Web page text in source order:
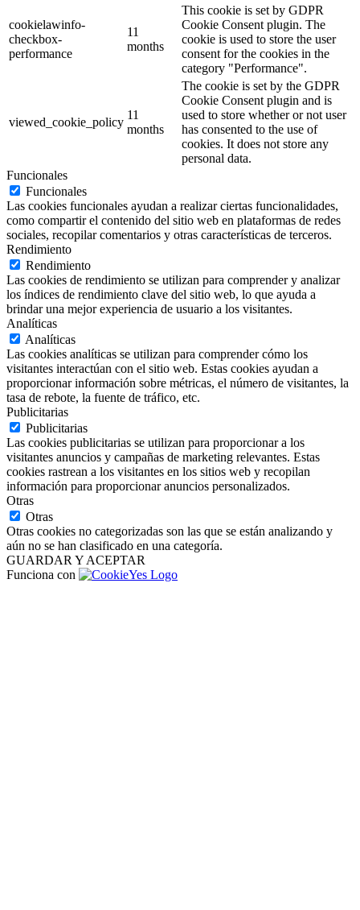
cookielawinfo-
checkbox-
performance
11
months
This cookie is set by GDPR
Cookie Consent plugin. The
cookie is used to store the user
consent for the cookies in the
category "Performance".
viewed_cookie_policy
11
months
The cookie is set by the GDPR
Cookie Consent plugin and is
used to store whether or not user
has consented to the use of
cookies. It does not store any
personal data.
Funcionales
Funcionales
Las cookies funcionales ayudan a realizar ciertas funcionalidades,
como compartir el contenido del sitio web en plataformas de redes
sociales, recopilar comentarios y otras características de terceros.
Rendimiento
Rendimiento
Las cookies de rendimiento se utilizan para comprender y analizar
los índices de rendimiento clave del sitio web, lo que ayuda a
brindar una mejor experiencia de usuario a los visitantes.
Analíticas
Analíticas
Las cookies analíticas se utilizan para comprender cómo los
visitantes interactúan con el sitio web. Estas cookies ayudan a
proporcionar información sobre métricas, el número de visitantes, la
tasa de rebote, la fuente de tráfico, etc.
Publicitarias
Publicitarias
Las cookies publicitarias se utilizan para proporcionar a los
visitantes anuncios y campañas de marketing relevantes. Estas
cookies rastrean a los visitantes en los sitios web y recopilan
información para proporcionar anuncios personalizados.
Otras
Otras
Otras cookies no categorizadas son las que se están analizando y
aún no se han clasificado en una categoría.
GUARDAR Y ACEPTAR
Funciona con